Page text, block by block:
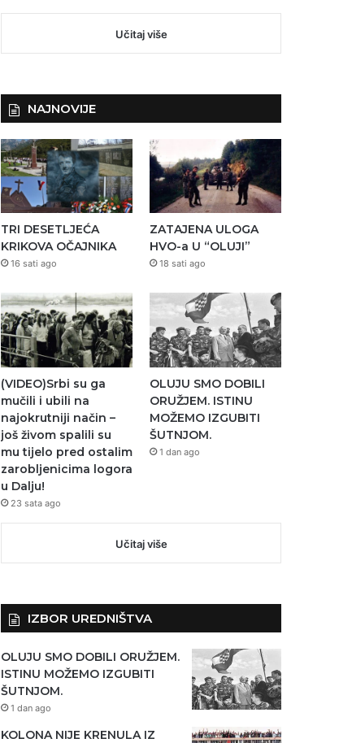
Učitaj više
NAJNOVIJE
TRI DESETLJEĆA
KRIKOVA OČAJNIKA
16 sati ago
ZATAJENA ULOGA
HVO-a U “OLUJI”
18 sati ago
(VIDEO)Srbi su ga
mučili i ubili na
najokrutniji način –
još živom spalili su
mu tijelo pred ostalim
zarobljenicima logora
u Dalju!
23 sata ago
OLUJU SMO DOBILI
ORUŽJEM. ISTINU
MOŽEMO IZGUBITI
ŠUTNJOM.
1 dan ago
Učitaj više
IZBOR UREDNIŠTVA
OLUJU SMO DOBILI ORUŽJEM.
ISTINU MOŽEMO IZGUBITI
ŠUTNJOM.
1 dan ago
KOLONA NIJE KRENULA IZ